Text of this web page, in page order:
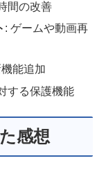
間の改善
: ゲームや動画再
能追加
する保護機能
感想